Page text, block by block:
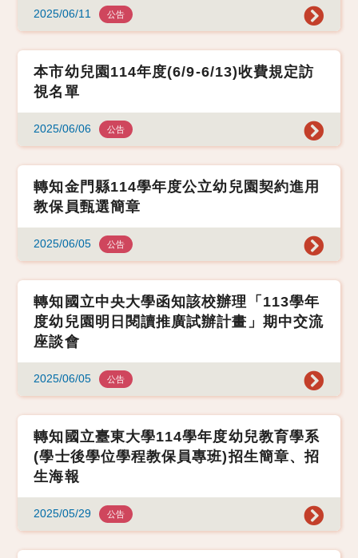
2025/06/11 公告
本市幼兒園114年度(6/9-6/13)收費規定訪
視名單
2025/06/06 公告
轉知金門縣114學年度公立幼兒園契約進用
教保員甄選簡章
2025/06/05 公告
轉知國立中央大學函知該校辦理「113學年
度幼兒園明日閱讀推廣試辦計畫」期中交流
座談會
2025/06/05 公告
轉知國立臺東大學114學年度幼兒教育學系
(學士後學位學程教保員專班)招生簡章、招
生海報
2025/05/29 公告